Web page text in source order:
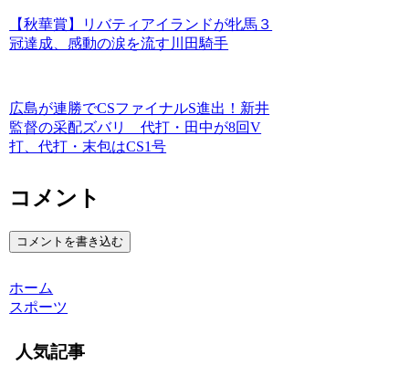
【秋華賞】リバティアイランドが牝馬３
冠達成、感動の涙を流す川田騎手
広島が連勝でCSファイナルS進出！新井
監督の采配ズバリ 代打・田中が8回V
打、代打・末包はCS1号
コメント
コメントを書き込む
ホーム
スポーツ
人気記事